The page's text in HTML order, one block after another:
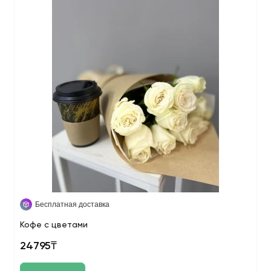
Бесплатная доставка
Кофе с цветами
24795₸